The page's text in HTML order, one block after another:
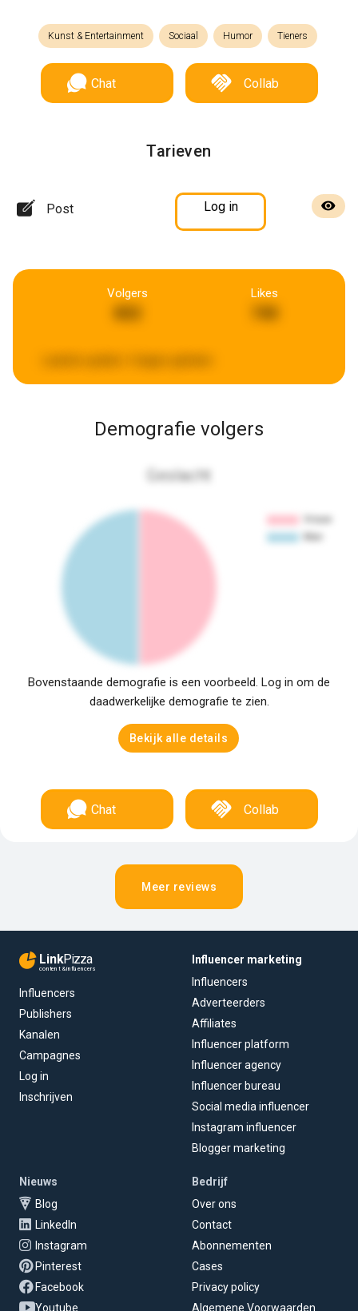
Kunst & Entertainment Sociaal Humor Tieners
Chat Collab
Tarieven
Post Log in
Volgers Likes
Demografie volgers
Geslacht
Bovenstaande demografie is een voorbeeld. Log in om de
daadwerkelijke demografie te zien.
Bekijk alle details
Chat Collab
Meer reviews
LinkPizza
content & influencers
Influencers
Publishers
Kanalen
Campagnes
Log in
Inschrijven
Influencer marketing
Influencers
Adverteerders
Affiliates
Influencer platform
Influencer agency
Influencer bureau
Social media influencer
Instagram influencer
Blogger marketing
Nieuws
Blog
LinkedIn
Instagram
Pinterest
Facebook
Youtube
Bedrijf
Over ons
Contact
Abonnementen
Cases
Privacy policy
Algemene Voorwaarden